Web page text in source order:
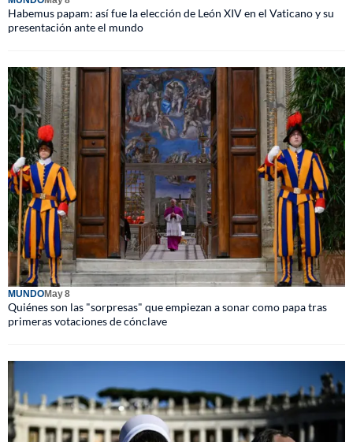
Habemus papam: así fue la elección de León XIV en el Vaticano y su
presentación ante el mundo
MUNDOMay 8
Quiénes son las "sorpresas" que empiezan a sonar como papa tras
primeras votaciones de cónclave